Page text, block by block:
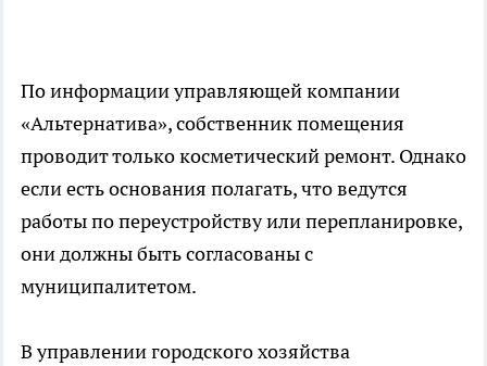
По информации управляющей компании
«Альтернатива», собственник помещения
проводит только косметический ремонт. Однако
если есть основания полагать, что ведутся
работы по переустройству или перепланировке,
они должны быть согласованы с
муниципалитетом.
В управлении городского хозяйства